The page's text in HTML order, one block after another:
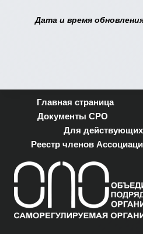
Дата и время
Главная страница
Документы СРО
Для
Реестр членов